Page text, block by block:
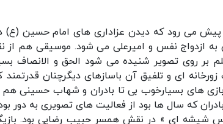
می رود که دیدن عزاداری های امام حسین
به ازدواج نفس و امیرعلی می شود. موسیقی هم از
بر روی تصویر شنیده می شود الحق و الانصاف
ای و تلفیق آن باسازهای دیگرچنان
های بسیارخوب بی تا بادران و شهاب حسینی
که سال ها بود از فعالیت های تصویری به دور
شیشه ای » در نقش همسر حبیب رضایی بود.